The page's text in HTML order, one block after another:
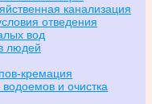
канализация
отведения
вод
людей
кремация
и очистка